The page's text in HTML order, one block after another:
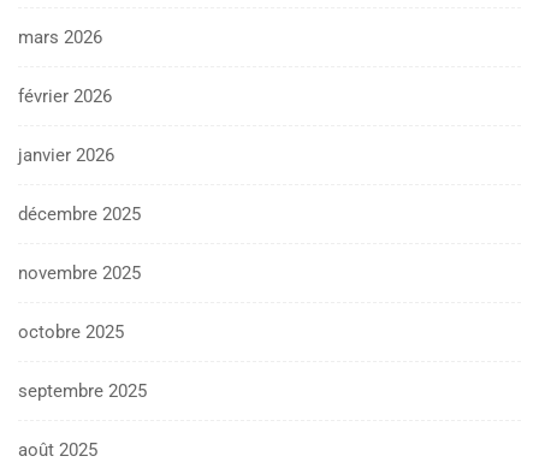
mars 2026
février 2026
janvier 2026
décembre 2025
novembre 2025
octobre 2025
septembre 2025
août 2025